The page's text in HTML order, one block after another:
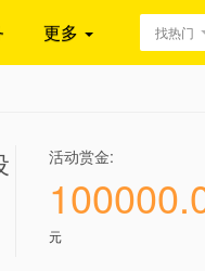
更多 找热门
活动赏金:
元